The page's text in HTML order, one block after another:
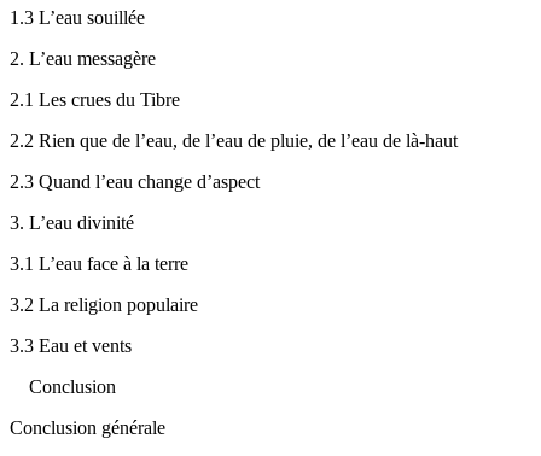
1.3 L’eau souillée
2. L’eau messagère
2.1 Les crues du Tibre
2.2 Rien que de l’eau, de l’eau de pluie, de l’eau de là-haut
2.3 Quand l’eau change d’aspect
3. L’eau divinité
3.1 L’eau face à la terre
3.2 La religion populaire
3.3 Eau et vents
Conclusion
Conclusion générale